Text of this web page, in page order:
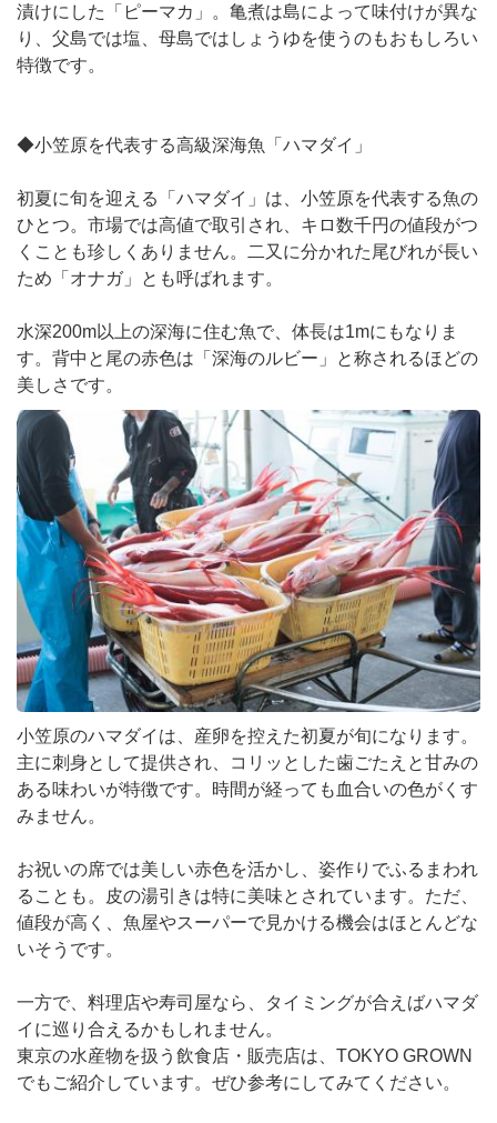
漬けにした「ピーマカ」。亀煮は島によって味付けが異な
り、父島では塩、母島ではしょうゆを使うのもおもしろい
特徴です。
◆小笠原を代表する高級深海魚「ハマダイ」
初夏に旬を迎える「ハマダイ」は、小笠原を代表する魚の
ひとつ。市場では高値で取引され、キロ数千円の値段がつ
くことも珍しくありません。二又に分かれた尾びれが長い
ため「オナガ」とも呼ばれます。
水深200m以上の深海に住む魚で、体長は1mにもなりま
す。背中と尾の赤色は「深海のルビー」と称されるほどの
美しさです。
小笠原のハマダイは、産卵を控えた初夏が旬になります。
主に刺身として提供され、コリッとした歯ごたえと甘みの
ある味わいが特徴です。時間が経っても血合いの色がくす
みません。
お祝いの席では美しい赤色を活かし、姿作りでふるまわれ
ることも。皮の湯引きは特に美味とされています。ただ、
値段が高く、魚屋やスーパーで見かける機会はほとんどな
いそうです。
一方で、料理店や寿司屋なら、タイミングが合えばハマダ
イに巡り合えるかもしれません。
東京の水産物を扱う飲食店・販売店は、TOKYO GROWN
でもご紹介しています。ぜひ参考にしてみてください。